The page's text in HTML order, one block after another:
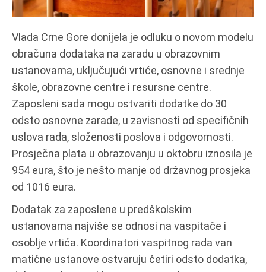
Vlada Crne Gore donijela je odluku o novom modelu
obračuna dodataka na zaradu u obrazovnim
ustanovama, uključujući vrtiće, osnovne i srednje
škole, obrazovne centre i resursne centre.
Zaposleni sada mogu ostvariti dodatke do 30
odsto osnovne zarade, u zavisnosti od specifičnih
uslova rada, složenosti poslova i odgovornosti.
Prosječna plata u obrazovanju u oktobru iznosila je
954 eura, što je nešto manje od državnog prosjeka
od 1016 eura.
Dodatak za zaposlene u predškolskim
ustanovama najviše se odnosi na vaspitače i
osoblje vrtića. Koordinatori vaspitnog rada van
matične ustanove ostvaruju četiri odsto dodatka,